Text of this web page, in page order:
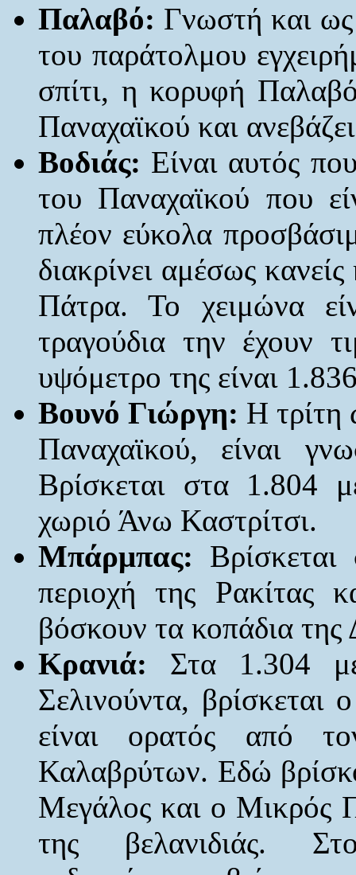
Παλαβό: Γνωστή και
του παράτολμου
σπίτι, η κορυφή
Παναχαϊκού και
Βοδιάς: Είναι αυτός
του Παναχαϊκού που
πλέον εύκολα
διακρίνει αμέσως
Πάτρα. Το χειμώνα
τραγούδια την έχουν
υψόμετρο της είναι
Βουνό Γιώργη: Η τρίτη
Παναχαϊκού, είναι
Βρίσκεται στα 1.804
χωριό Άνω Καστρίτσι.
Μπάρμπας:
περιοχή της
βόσκουν τα κοπάδια της
Κρανιά: Στα 1.304
Σελινούντα, βρίσκεται
είναι ορατός από
Καλαβρύτων. Εδώ
Μεγάλος και ο Μικρός
της βελανιδιάς.